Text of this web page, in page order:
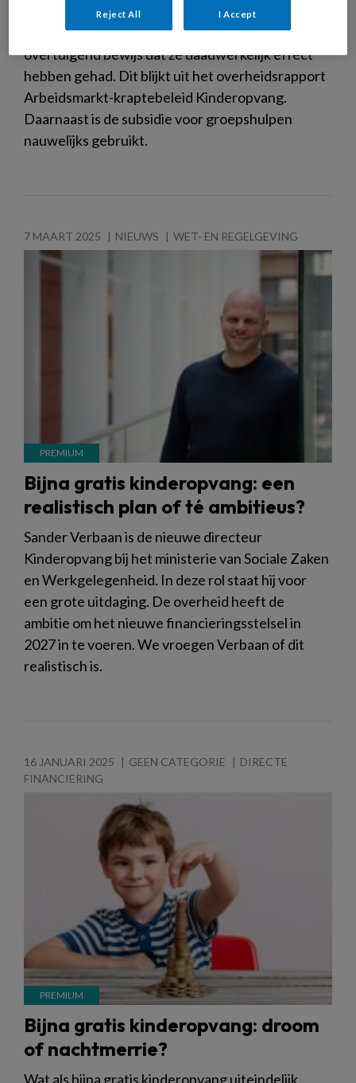
maatregelen om personeelstekort in de
kinderopvang aan te pakken, ontbreekt
overtuigend bewijs dat ze daadwerkelijk effect
hebben gehad. Dit blijkt uit het overheidsrapport
Arbeidsmarkt-kraptebeleid Kinderopvang.
Daarnaast is de subsidie voor groepshulpen
nauwelijks gebruikt.
7 MAART 2025 NIEUWS WET- EN REGELGEVING
Bijna gratis kinderopvang: een
realistisch plan of té ambitieus?
Sander Verbaan is de nieuwe directeur
Kinderopvang bij het ministerie van Sociale Zaken
en Werkgelegenheid. In deze rol staat hij voor
een grote uitdaging. De overheid heeft de
ambitie om het nieuwe financieringsstelsel in
2027 in te voeren. We vroegen Verbaan of dit
realistisch is.
16 JANUARI 2025 GEEN CATEGORIE
DIRECTE
FINANCIERING
Bijna gratis kinderopvang: droom
of nachtmerrie?
Wat als bijna gratis kinderopvang uiteindelijk
Reject All I Accept